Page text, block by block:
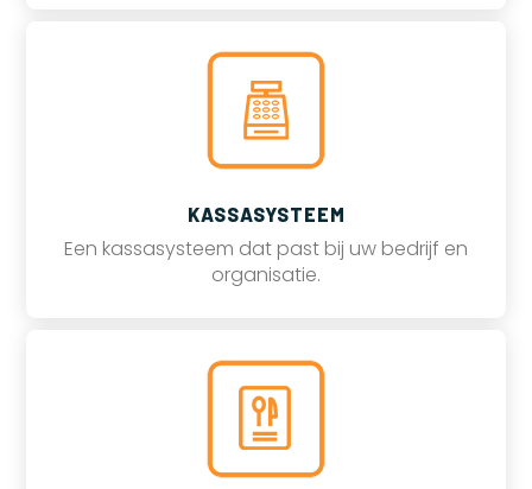
KASSASYSTEEM
Een kassasysteem dat past bij uw bedrijf en
organisatie.